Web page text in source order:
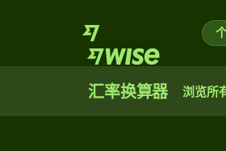
汇率换算器 浏览所